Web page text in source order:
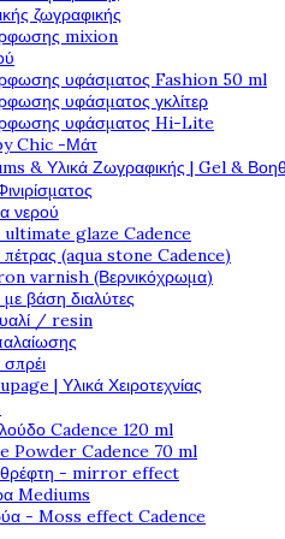
ζωγραφικής
mixion
υφάσματος Fashion 50 ml
υφάσματος γκλίτερ
υφάσματος Hi-Lite
Chic -Μάτ
& Υλικά Ζωγραφικής | Gel &
νερού
ultimate glaze Cadence
πέτρας (aqua stone Cadence)
varnish (Βερνικόχρωμα)
με βάση διαλύτες
/ resin
σπρέι
| Υλικά Χειροτεχνίας
Cadence 120 ml
Powder Cadence 70 ml
- mirror effect
Mediums
- Moss effect Cadence